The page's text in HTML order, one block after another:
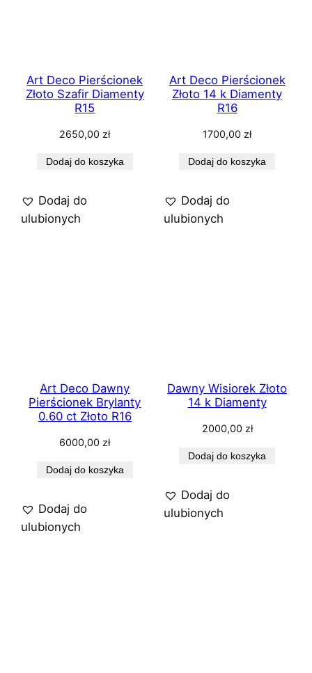
Art Deco Pierścionek
Złoto Szafir Diamenty
R15
2650,00 zł
Dodaj do koszyka
Dodaj do
ulubionych
Art Deco Pierścionek
Złoto 14 k Diamenty
R16
1700,00 zł
Dodaj do koszyka
Dodaj do
ulubionych
Art Deco Dawny
Pierścionek Brylanty
0.60 ct Złoto R16
6000,00 zł
Dodaj do koszyka
Dodaj do
ulubionych
Dawny Wisiorek Złoto
14 k Diamenty
2000,00 zł
Dodaj do koszyka
Dodaj do
ulubionych